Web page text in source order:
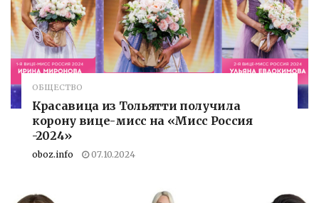
ОБЩЕСТВО
Красавица из Тольятти получила
корону вице-мисс на «Мисс Россия
-2024»
oboz.info 07.10.2024